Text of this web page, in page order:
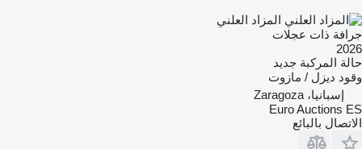
المزاد العلني
جرافة ذات عجلات
2026
حالة المركبة جديد
وقود ديزل / مازوت
إسبانيا، Zaragoza
Euro Auctions ES
الاتصال بالبائع